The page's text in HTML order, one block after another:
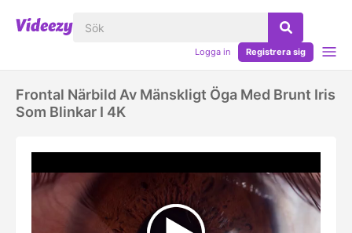
Logga in Registrera sig
Frontal Närbild Av Mänskligt Öga Med Brunt Iris
Som Blinkar I 4K